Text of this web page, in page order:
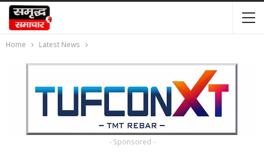
Home Latest News
- Sponsored -